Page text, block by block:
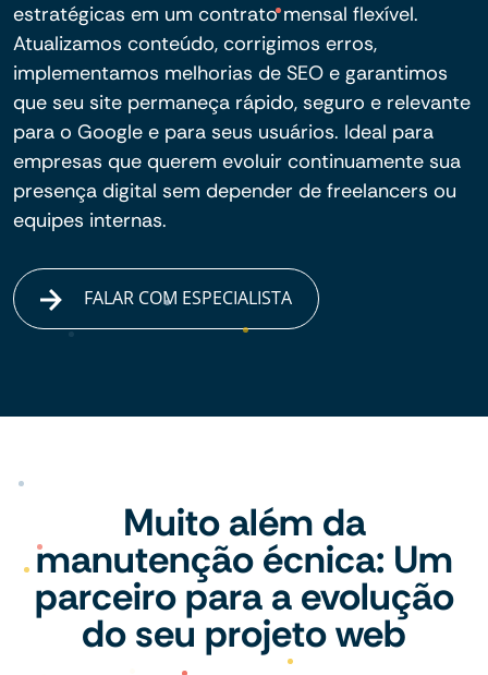
estratégicas em um contrato mensal flexível.
Atualizamos conteúdo, corrigimos erros,
implementamos melhorias de SEO e garantimos
que seu site permaneça rápido, seguro e relevante
para o Google e para seus usuários. Ideal para
empresas que querem evoluir continuamente sua
presença digital sem depender de freelancers ou
equipes internas.
FALAR COM ESPECIALISTA
Muito além da
manutenção écnica: Um
parceiro para a evolução
do seu projeto web